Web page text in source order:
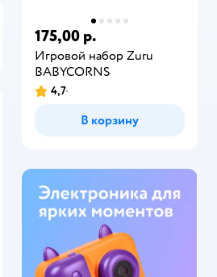
175,00 р.
Игровой набор Zuru
BABYCORNS
4,7
В корзину